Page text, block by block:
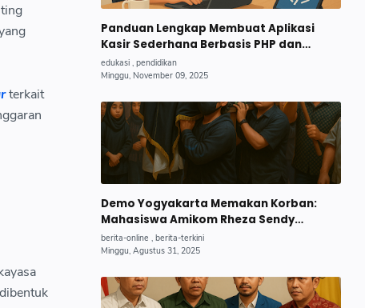
terkait
Panduan Lengkap Membuat Aplikasi
Kasir Sederhana Berbasis PHP dan
MySQL untuk UMKM Pemula 2025
Demo Yogyakarta Memakan Korban:
Mahasiswa Amikom Rheza Sendy
Pratama Gugur, Begini Kronologi
Lengkapnya.